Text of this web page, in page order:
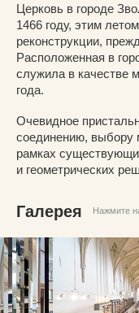
Церковь в городе
1466 году, этим
реконструкции,
Расположенная в
служила в качестве
года.
Очевидное
соединению, выбору
рамках
и геометрических
Галерея Нажмите